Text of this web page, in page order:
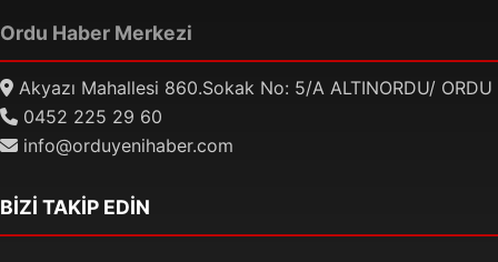
Ordu Haber Merkezi
Akyazı Mahallesi 860.Sokak No: 5/A ALTINORDU/ ORDU
0452 225 29 60
info@orduyenihaber.com
BİZİ TAKİP EDİN